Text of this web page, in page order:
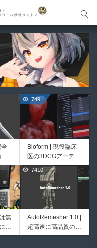
向
！
ポ
749
Bioform | 現役臨床
医の3DCGアーティ
ストが実際の解剖学
に基づいて構築した
プロシージャルな生
物学的Blenderマテ
リアルアセットアド
オン！無料お試し版
もあるよ！
レ
れ
無
な
7410
AutoRemesher 1.0 |
超高速に高品質のク
ワッドポリゴンでリ
ト内検索